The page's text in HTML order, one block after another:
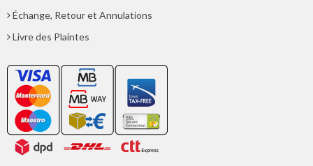
Échange, Retour et Annulations
Livre des Plaintes